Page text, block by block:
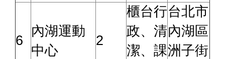
6
內湖運動
中心
2
櫃台行
政、清
潔、課
台北市
內湖區
洲子街